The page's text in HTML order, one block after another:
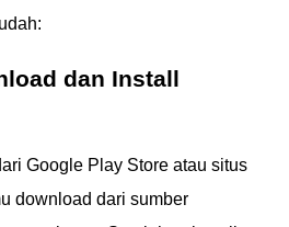
dan Install
Google Play Store atau situs
download dari sumber